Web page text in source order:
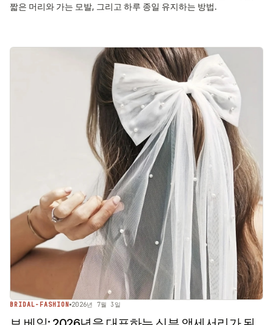
짧은 머리와 가는 모발, 그리고 하루 종일 유지하는 방법.
BRIDAL-FASHION 2026년 7월 3일